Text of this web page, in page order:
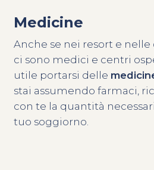
Medicine
Anche se nei resort e
ci sono medici e centri
utile portarsi delle
stai assumendo farmaci,
con te la quantità
tuo soggiorno.